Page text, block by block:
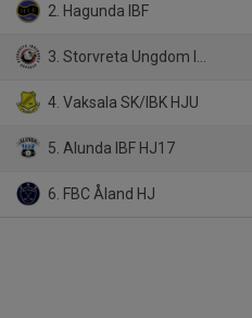
2. Hagunda IBF
3. Storvreta Ungdom IBK HJ17
4. Vaksala SK/IBK HJU
5. Alunda IBF HJ17
6. FBC Åland HJ